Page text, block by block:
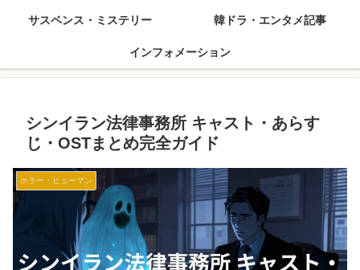
サスペンス・ミステリー 韓ドラ・エンタメ記事
インフォメーション
シンイラン法律事務所 キャスト・あらす
じ・OSTまとめ完全ガイド
ホラー・ヒューマン